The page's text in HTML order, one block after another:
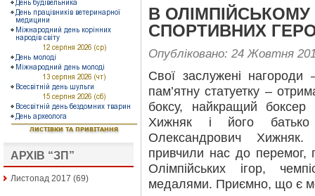
АРХІВ “ЗП”
Листопад 2017 (69)
В
СПОРТИВНИХ
Опубліковано: 24 Жовтня
Свої заслужені нагороди
пам’ятну статуетку –
боксу, найкращий боксер
Хижняк і його
Олександрович Хижняк.
привчили нас до перемог,
Олімпійських ігор,
медалями. Приємно, що є